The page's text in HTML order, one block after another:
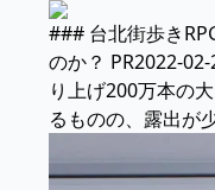
### 台北街歩き
のか？ PR2022-
り上げ200万本の
るものの、露出が